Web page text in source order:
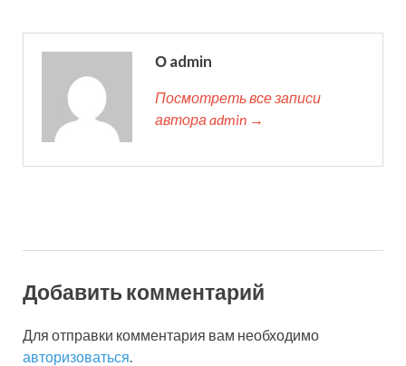
О admin
Посмотреть все записи
автора admin →
Добавить комментарий
Для отправки комментария вам необходимо
авторизоваться.